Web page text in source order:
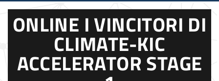
ONLINE I VINCITORI DI
CLIMATE-KIC
ACCELERATOR STAGE